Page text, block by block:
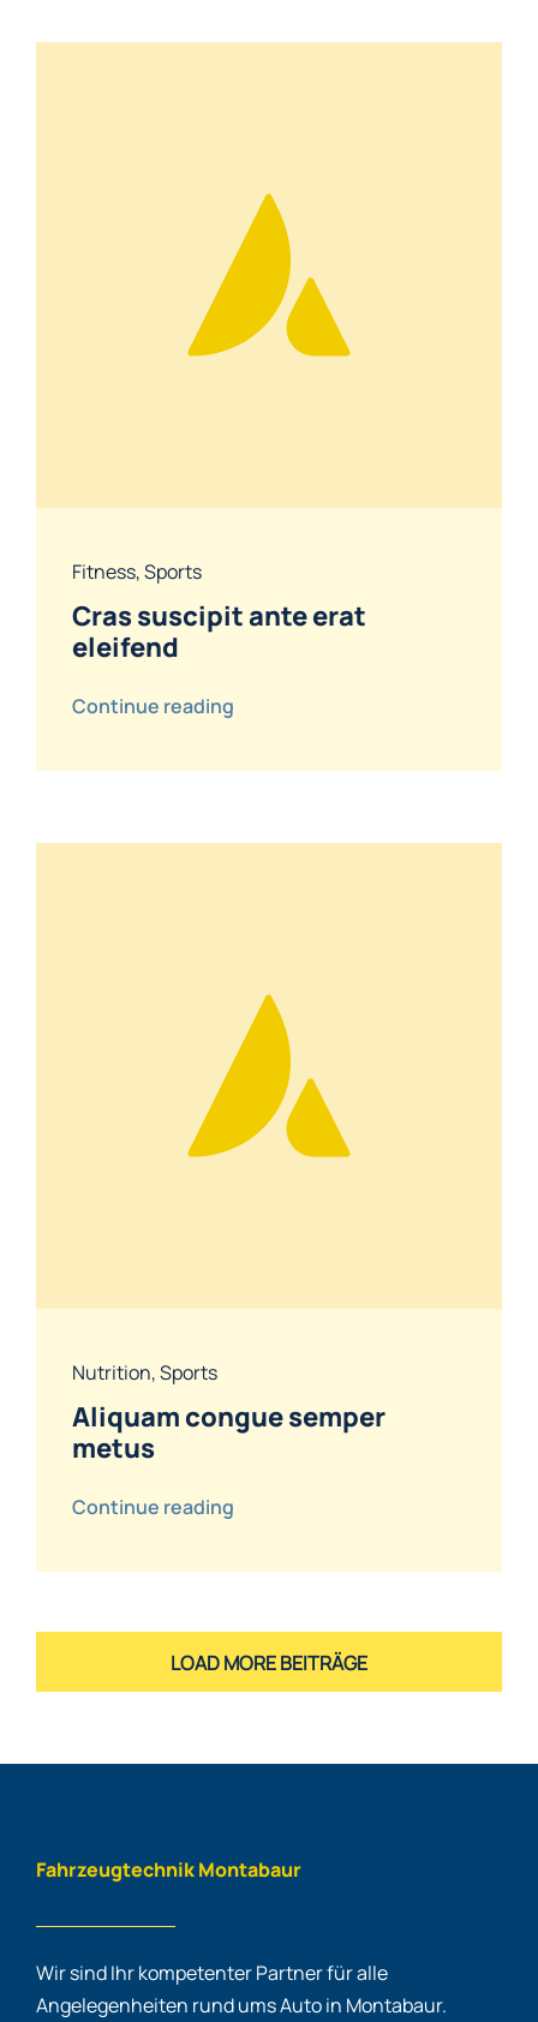
Fitness,Sports
Cras suscipit ante erat
eleifend
Continue reading
Nutrition,Sports
Aliquam congue semper
metus
Continue reading
LOAD MORE BEITRÄGE
Fahrzeugtechnik Montabaur
Wir sind Ihr kompetenter Partner für alle
Angelegenheiten rund ums Auto in Montabaur.